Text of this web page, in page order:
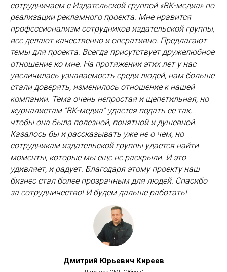
сотрудничаем с Издательской группой «ВК-медиа» по
реализации рекламного проекта. Мне нравится
профессионализм сотрудников издательской группы,
все делают качественно и оперативно. Предлагают
темы для проекта. Всегда присутствует дружелюбное
отношение ко мне. На протяжении этих лет у нас
увеличилась узнаваемость среди людей, нам больше
стали доверять, изменилось отношение к нашей
компании. Тема очень непростая и щепетильная, но
журналистам "ВК-медиа" удается подать ее так,
чтобы она была полезной, понятной и душевной.
Казалось бы и рассказывать уже не о чем, но
сотрудникам издательской группы удается найти
моменты, которые мы еще не раскрыли. И это
удивляет, и радует. Благодаря этому проекту наш
бизнес стал более прозрачным для людей. Спасибо
за сотрудничество! И будем дальше работать!
Дмитрий Юрьевич Киреев